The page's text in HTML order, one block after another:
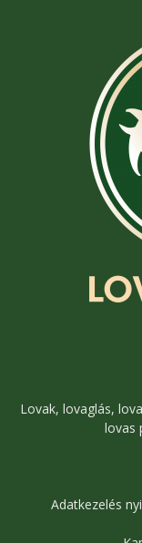
Lovak, lovaglás,
lovas
Adatkezelés